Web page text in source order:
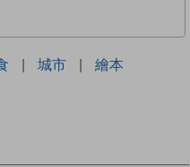
| 城市 | 繪本